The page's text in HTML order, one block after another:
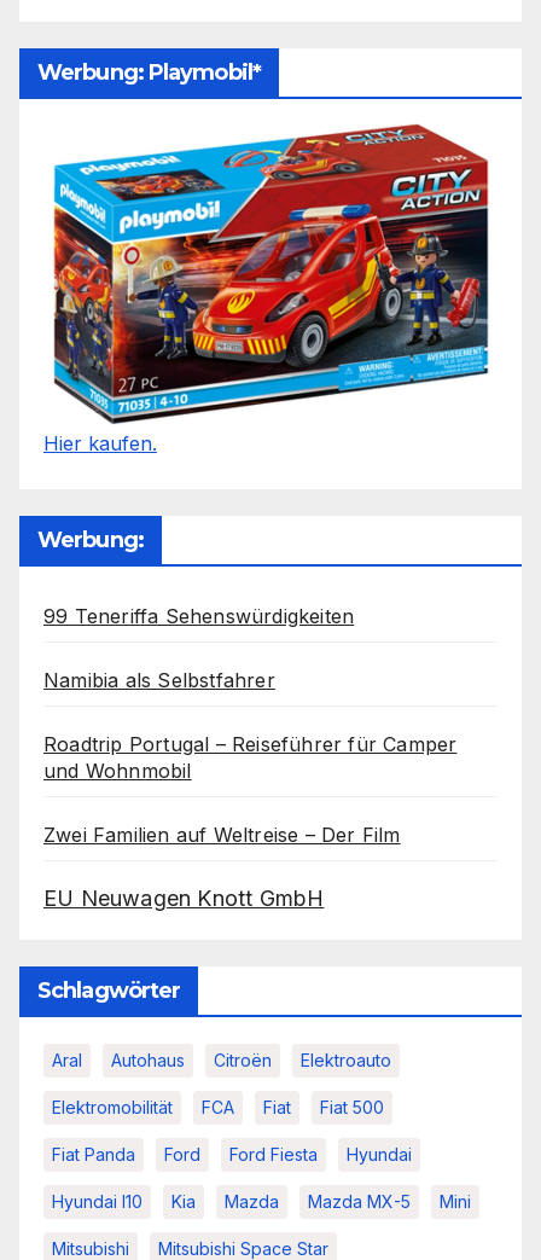
Werbung: Playmobil*
Hier kaufen.
Werbung:
99 Teneriffa Sehenswürdigkeiten
Namibia als Selbstfahrer
Roadtrip Portugal – Reiseführer für Camper
und Wohnmobil
Zwei Familien auf Weltreise – Der Film
EU Neuwagen Knott GmbH
Schlagwörter
Aral Autohaus Citroën Elektroauto
Elektromobilität FCA Fiat Fiat 500
Fiat Panda Ford Ford Fiesta Hyundai
Hyundai I10 Kia Mazda Mazda MX-5 Mini
Mitsubishi Mitsubishi Space Star